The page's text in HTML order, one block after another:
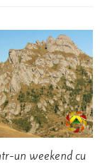
un weekend cu